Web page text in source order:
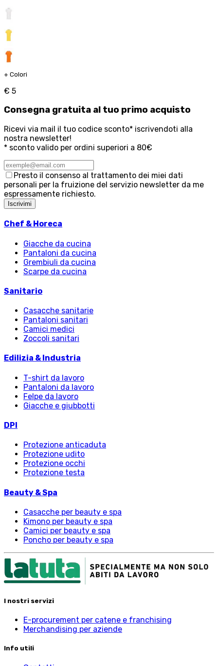
+ Colori
€ 5
Consegna gratuita al tuo primo acquisto
Ricevi via mail il tuo codice sconto* iscrivendoti alla
nostra newsletter!
* sconto valido per ordini superiori a 80€
Presto il consenso al trattamento dei miei dati
personali per la fruizione del servizio newsletter da me
espressamente richiesto.
Iscrivimi
Chef & Horeca
Giacche da cucina
Pantaloni da cucina
Grembiuli da cucina
Scarpe da cucina
Sanitario
Casacche sanitarie
Pantaloni sanitari
Camici medici
Zoccoli sanitari
Edilizia & Industria
T-shirt da lavoro
Pantaloni da lavoro
Felpe da lavoro
Giacche e giubbotti
DPI
Protezione anticaduta
Protezione udito
Protezione occhi
Protezione testa
Beauty & Spa
Casacche per beauty e spa
Kimono per beauty e spa
Camici per beauty e spa
Poncho per beauty e spa
I nostri servizi
E-procurement per catene e franchising
Merchandising per aziende
Info utili